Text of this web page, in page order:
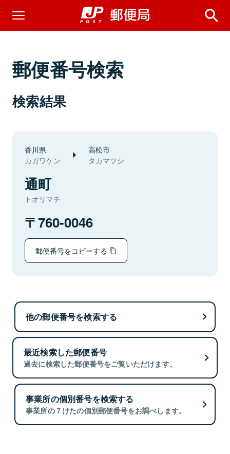
郵便番号検索
検索結果
香川県
カガワケン
高松市
タカマツシ
通町
トオリマチ
760-0046
郵便番号をコピーする
他の郵便番号を検索する
最近検索した郵便番号
過去に検索した郵便番号をご覧いただけます。
事業所の個別番号を検索する
事業所の７けたの個別郵便番号をお調べします。